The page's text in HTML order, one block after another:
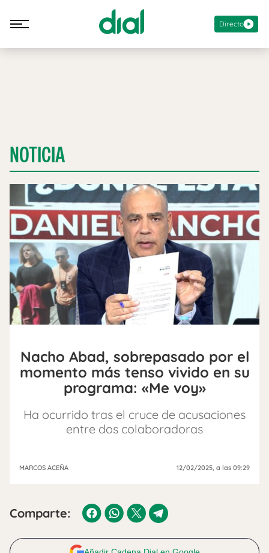
Directo
NOTICIA
Nacho Abad, sobrepasado por el
momento más tenso vivido en su
programa: «Me voy»
Ha ocurrido tras el cruce de acusaciones
entre dos colaboradoras
MARCOS ACEÑA 12/02/2025, a las 09:29
Comparte: